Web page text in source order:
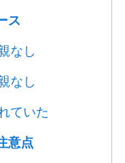
ス
なし
なし
ていた
意点